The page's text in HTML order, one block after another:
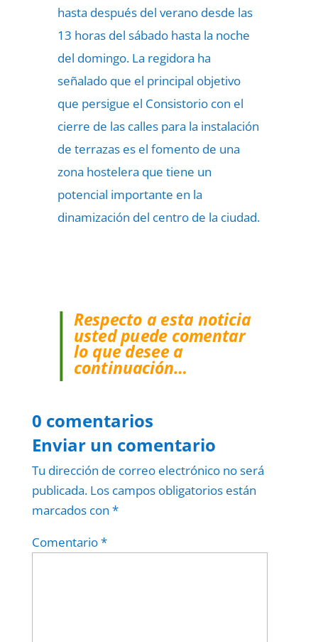
hasta después del verano desde las
13 horas del sábado hasta la noche
del domingo. La regidora ha
señalado que el principal objetivo
que persigue el Consistorio con el
cierre de las calles para la instalación
de terrazas es el fomento de una
zona hostelera que tiene un
potencial importante en la
dinamización del centro de la ciudad.
Respecto a esta noticia
usted puede comentar
lo que desee a
continuación…
0 comentarios
Enviar un comentario
Tu dirección de correo electrónico no será
publicada. Los campos obligatorios están
marcados con *
Comentario*